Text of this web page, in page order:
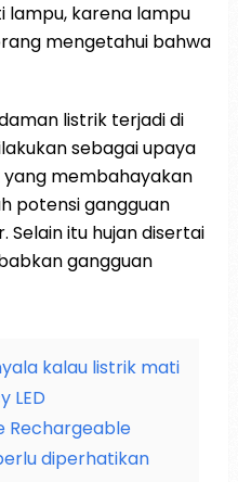
karena lampu
mengetahui bahwa
listrik terjadi di
sebagai upaya
membahayakan
potensi gangguan
Selain itu hujan disertai
gangguan
kalau listrik mati
LED
Rechargeable
diperhatikan